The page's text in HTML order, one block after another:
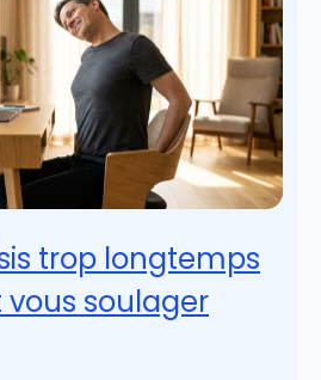
trop longtemps
soulager